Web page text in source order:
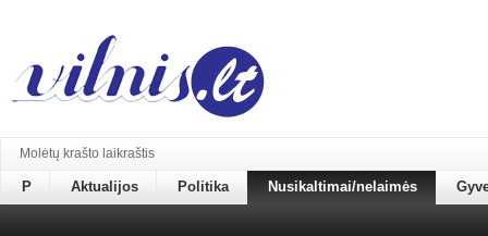
Molėtų krašto laikraštis
P Aktualijos Politika Nusikaltimai/nelaimės